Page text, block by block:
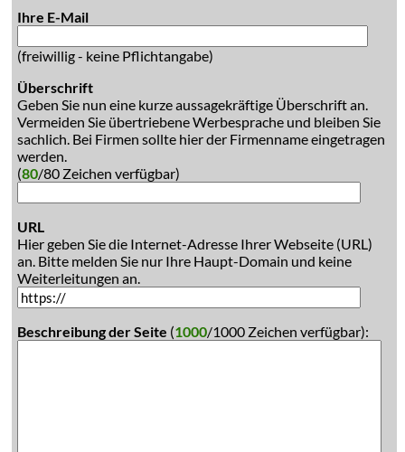
Ihre E-Mail
(freiwillig - keine Pflichtangabe)
Überschrift
Geben Sie nun eine kurze aussagekräftige Überschrift an.
Vermeiden Sie übertriebene Werbesprache und bleiben Sie
sachlich. Bei Firmen sollte hier der Firmenname eingetragen
werden.
(80/80 Zeichen verfügbar)
URL
Hier geben Sie die Internet-Adresse Ihrer Webseite (URL)
an. Bitte melden Sie nur Ihre Haupt-Domain und keine
Weiterleitungen an.
Beschreibung der Seite (1000/1000 Zeichen verfügbar):